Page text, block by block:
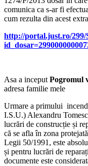
comunica ca s-ar fi
cum rezulta din acest
http://portal.just.ro/299/
Asa a inceput Pogromul
adresa familie mele
Urmare a primului
I.S.U.) Alexandru
lucrări de construcție și
că se afla în zona
Legii 50/1991, este
și pentru lucrări de
documente este